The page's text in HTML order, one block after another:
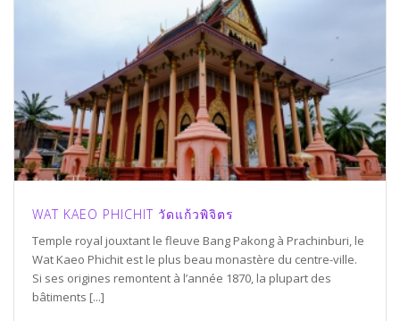
WAT KAEO PHICHIT วัดแก้วพิจิตร
Temple royal jouxtant le fleuve Bang Pakong à Prachinburi, le
Wat Kaeo Phichit est le plus beau monastère du centre-ville.
Si ses origines remontent à l’année 1870, la plupart des
bâtiments [...]